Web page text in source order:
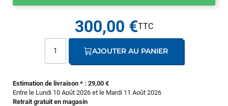
Estimation de livraison * : 29,00 €
Entre le Lundi 10 Août 2026 et le Mardi 11 Août 2026
Retrait gratuit en magasin
300,00 €
AJOUTER AU PANIER